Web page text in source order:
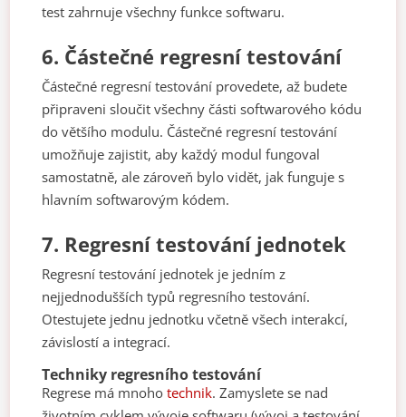
test zahrnuje všechny funkce softwaru.
6. Částečné regresní testování
Částečné regresní testování provedete, až budete
připraveni sloučit všechny části softwarového kódu
do většího modulu. Částečné regresní testování
umožňuje zajistit, aby každý modul fungoval
samostatně, ale zároveň bylo vidět, jak funguje s
hlavním softwarovým kódem.
7. Regresní testování jednotek
Regresní testování jednotek je jedním z
nejjednodušších typů regresního testování.
Otestujete jednu jednotku včetně všech interakcí,
závislostí a integrací.
Techniky regresního testování
Regrese má mnohotechnik. Zamyslete se nad